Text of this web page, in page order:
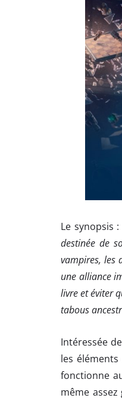
Le synopsis :
destinée de
vampires, les
une alliance
livre et éviter
tabous
Intéressée
les
fonctionne
même